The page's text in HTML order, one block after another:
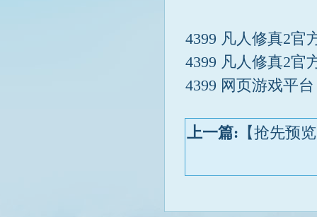
4399 凡人修真2官
4399 凡人修真2官
4399 网页游戏平台
上一篇: 【抢先预